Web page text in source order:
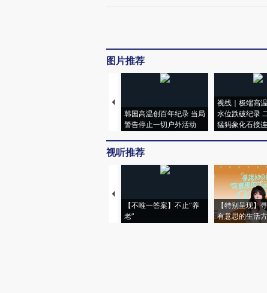
图片推荐
韩国高温创百年纪录 当局
警告停止一切户外活动
视线｜极端高
水位跌破纪录
猛犸象化石接
视听推荐
【不唯一答案】不止“养
老”
【特别呈现】
有意思的生活